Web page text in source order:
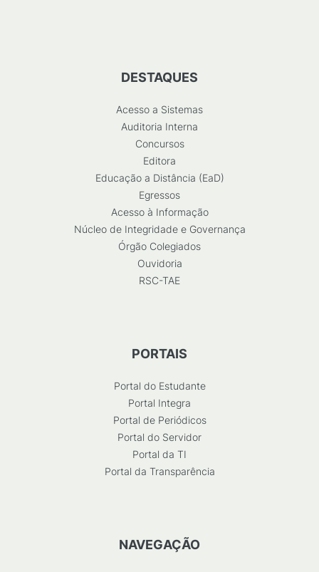
DESTAQUES
Acesso a Sistemas
Auditoria Interna
Concursos
Editora
Educação a Distância (EaD)
Egressos
Acesso à Informação
Núcleo de Integridade e Governança
Órgão Colegiados
Ouvidoria
RSC-TAE
PORTAIS
Portal do Estudante
Portal Integra
Portal de Periódicos
Portal do Servidor
Portal da TI
Portal da Transparência
NAVEGAÇÃO